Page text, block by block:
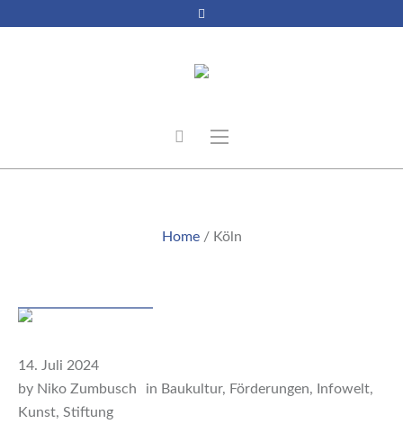
Home / Köln
14. Juli 2024
by Niko Zumbusch in Baukultur, Förderungen, Infowelt,
Kunst, Stiftung